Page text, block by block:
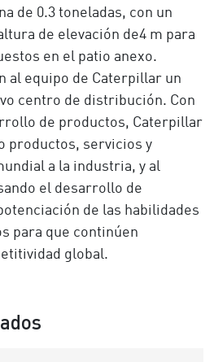
de 0.3 toneladas, con un
de elevación de4 m para
en el patio anexo.
al equipo de Caterpillar un
centro de distribución. Con
de productos, Caterpillar
productos, servicios y
a la industria, y al
el desarrollo de
de las habilidades
para que continúen
global.